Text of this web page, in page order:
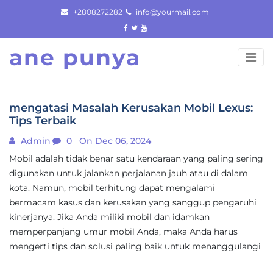
content
+2808272282 info@yourmail.com
ane punya
mengatasi Masalah Kerusakan Mobil Lexus:
Tips Terbaik
Admin 0
On Dec 06, 2024
Mobil adalah tidak benar satu kendaraan yang paling sering
digunakan untuk jalankan perjalanan jauh atau di dalam
kota. Namun, mobil terhitung dapat mengalami
bermacam kasus dan kerusakan yang sanggup pengaruhi
kinerjanya. Jika Anda miliki mobil dan idamkan
memperpanjang umur mobil Anda, maka Anda harus
mengerti tips dan solusi paling baik untuk menanggulangi